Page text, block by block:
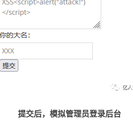
提交后，模拟管理员登录后台